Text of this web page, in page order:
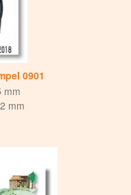
0901
mm
mm